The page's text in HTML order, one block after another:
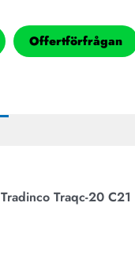
Offertförfrågan
Traqc-20 C21